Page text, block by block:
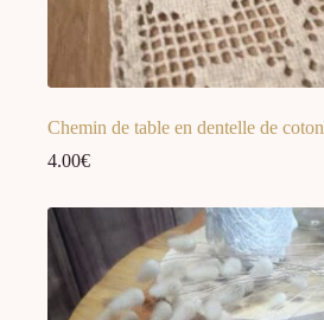
Chemin de table en dentelle de coton
4.00€